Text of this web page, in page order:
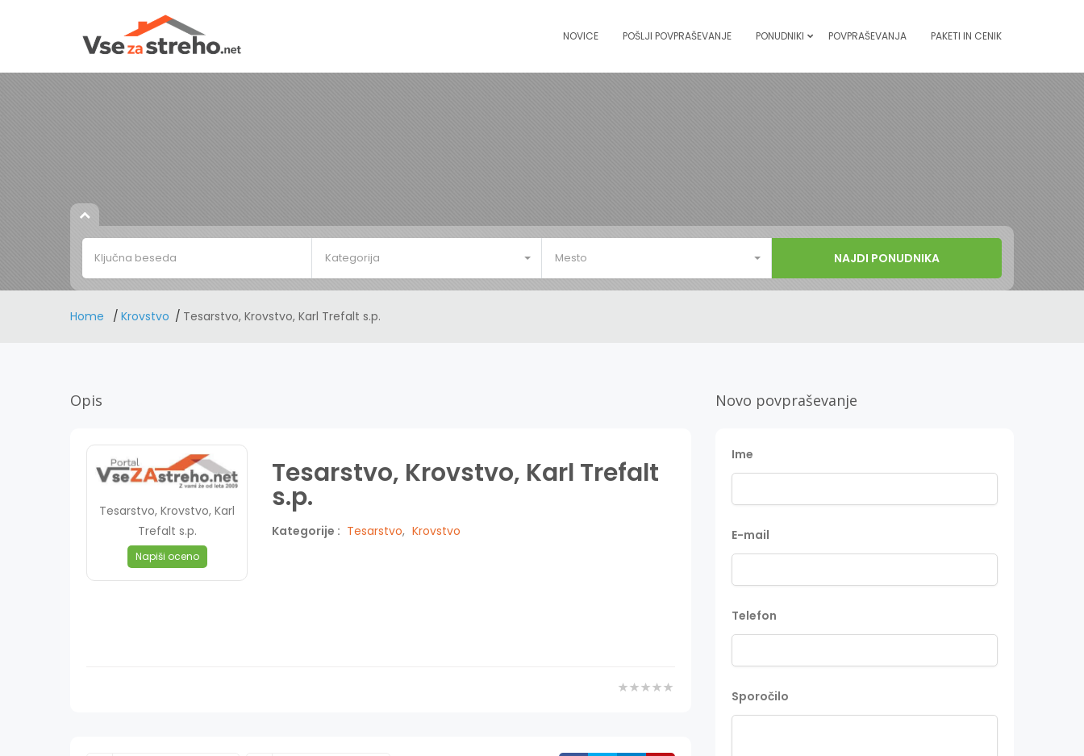
NOVICE POŠLJI POVPRAŠEVANJE PONUDNIKI POVPRAŠEVANJA PAKETI IN CENIK
Kategorija Mesto
Home Krovstvo Tesarstvo, Krovstvo, Karl Trefalt s.p.
Opis
Tesarstvo, Krovstvo, Karl
Trefalt s.p.
Napiši oceno
Tesarstvo, Krovstvo, Karl Trefalt
s.p.
Kategorije : Tesarstvo, Krovstvo
Novo povpraševanje
Ime
E-mail
Telefon
Sporočilo